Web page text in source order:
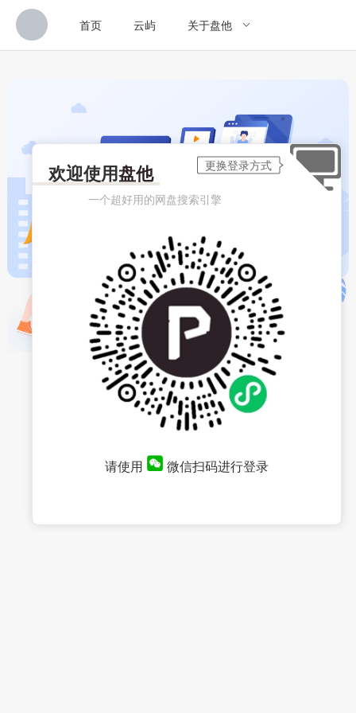
首页 云屿 关于盘他
欢迎使用盘他
一个超好用的网盘搜索引擎
请使用 微信扫码进行登录